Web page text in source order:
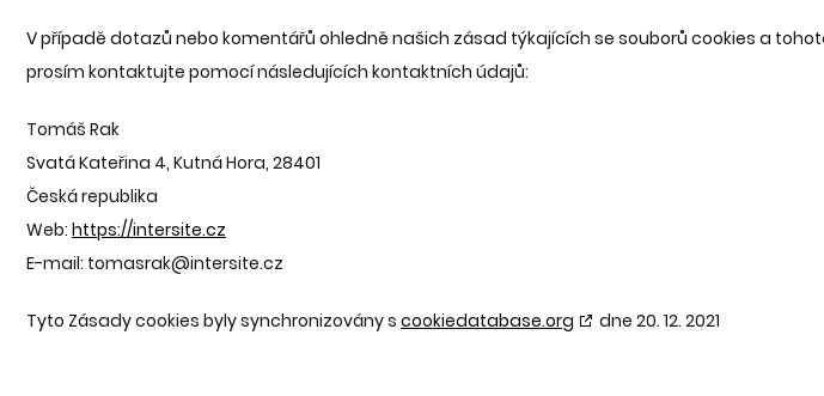
V případě dotazů nebo komentářů ohledně našich zásad týkajících se souborů cookies a
prosím kontaktujte pomocí následujících kontaktních údajů:
Tomáš Rak
Svatá Kateřina 4, Kutná Hora, 28401
Česká republika
Web: https://intersite.cz
E-mail: tomasrak@intersite.cz
Tyto Zásady cookies byly synchronizovány s cookiedatabase.org dne 20. 12. 2021